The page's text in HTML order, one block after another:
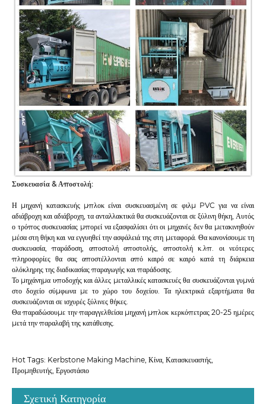
Συσκευασία & Αποστολή:
Η μηχανή κατασκευής μπλοκ είναι συσκευασμένη σε φιλμ PVC για να είναι
αδιάβροχη και αδιάβροχη, τα ανταλλακτικά θα συσκευάζονται σε ξύλινη θήκη, Αυτός
ο τρόπος συσκευασίας μπορεί να εξασφαλίσει ότι οι μηχανές δεν θα μετακινηθούν
μέσα στη θήκη και να εγγυηθεί την ασφάλειά της στη μεταφορά. Θα κανονίσουμε τη
συσκευασία, παράδοση, αποστολή αποστολής, αποστολή κ.λπ. οι νεότερες
πληροφορίες θα σας αποστέλλονται από καιρό σε καιρό κατά τη διάρκεια
ολόκληρης της διαδικασίας παραγωγής και παράδοσης.
Το μηχάνημα υποδοχής και άλλες μεταλλικές κατασκευές θα συσκευάζονται γυμνά
στο δοχείο σύμφωνα με το χώρο του δοχείου. Τα ηλεκτρικά εξαρτήματα θα
συσκευάζονται σε ισχυρές ξύλινες θήκες.
Θα παραδώσουμε την παραγγελθείσα μηχανή μπλοκ κερκόπετρας 20-25 ημέρες
μετά την παραλαβή της κατάθεσης.
Hot Tags: Kerbstone Making Machine, Κίνα, Κατασκευαστής,
Προμηθευτής, Εργοστάσιο
Σχετική Κατηγορία